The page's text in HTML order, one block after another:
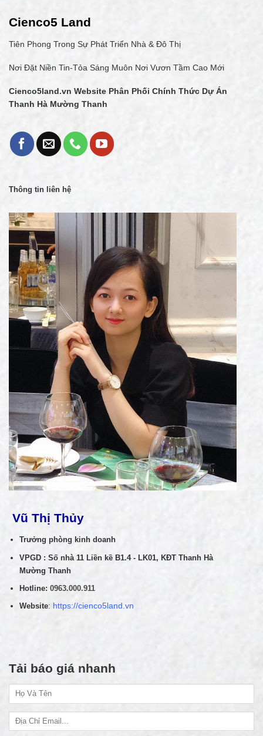
Cienco5 Land
Tiên Phong Trong Sự Phát Triển Nhà & Đô Thị
Nơi Đặt Niền Tin-Tỏa Sáng Muôn Nơi Vươn Tầm Cao Mới
Cienco5land.vn Website Phân Phối Chính Thức Dự Án
Thanh Hà Mường Thanh
Thông tin liên hệ
Vũ Thị Thủy
Trưởng phòng kinh doanh
VPGD : Số nhà 11 Liền kề B1.4 - LK01, KĐT Thanh Hà
Mường Thanh
Hotline: 0963.000.911
Website: https://cienco5land.vn
Tải báo giá nhanh